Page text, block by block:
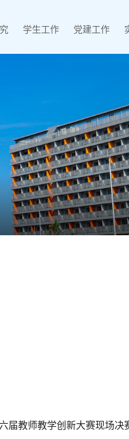
学生工作 党建工作
届教师教学创新大赛现场决